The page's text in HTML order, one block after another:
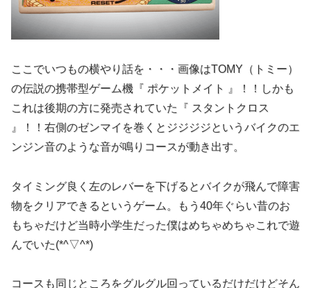
ここでいつもの横やり話を・・・画像はTOMY（トミー）
の伝説の携帯型ゲーム機『 ポケットメイト 』！！しかも
これは後期の方に発売されていた『 スタントクロス
』！！右側のゼンマイを巻くとジジジジというバイクのエ
ンジン音のような音が鳴りコースが動き出す。
タイミング良く左のレバーを下げるとバイクが飛んで障害
物をクリアできるというゲーム。もう40年ぐらい昔のお
もちゃだけど当時小学生だった僕はめちゃめちゃこれで遊
んでいた(*^▽^*)
コースも同じところをグルグル回っているだけだけどそん